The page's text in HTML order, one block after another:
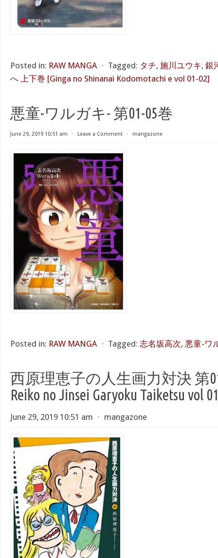
Posted in: RAW MANGA ⋅ Tagged: タチ, 施川ユウキ, 銀
へ 上下巻 [Ginga no Shinanai Kodomotachi e vol 01-02]
悪童-ワルガキ- 第01-05巻
June 29, 2019 10:51 am ⋅ Leave a Comment ⋅ mangazone
Posted in: RAW MANGA ⋅ Tagged: 志名坂高次, 悪童-ワ
西原理恵子の人生画力対決 第
Reiko no Jinsei Garyoku Taiketsu vol
June 29, 2019 10:51 am ⋅ mangazone